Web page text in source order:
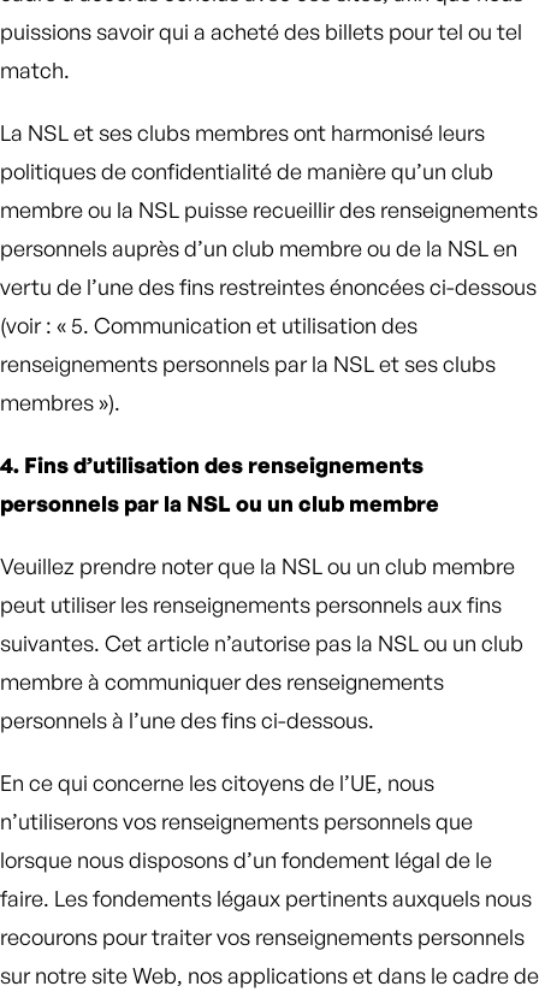
puissions savoir qui a acheté des billets pour tel ou tel
match.
La NSL et ses clubs membres ont harmonisé leurs
politiques de confidentialité de manière qu’un club
membre ou la NSL puisse recueillir des renseignements
personnels auprès d’un club membre ou de la NSL en
vertu de l’une des fins restreintes énoncées ci-dessous
(voir : « 5. Communication et utilisation des
renseignements personnels par la NSL et ses clubs
membres »).
4. Fins d’utilisation des renseignements
personnels par la NSL ou un club membre
Veuillez prendre noter que la NSL ou un club membre
peut utiliser les renseignements personnels aux fins
suivantes. Cet article n’autorise pas la NSL ou un club
membre à communiquer des renseignements
personnels à l’une des fins ci-dessous.
En ce qui concerne les citoyens de l’UE, nous
n’utiliserons vos renseignements personnels que
lorsque nous disposons d’un fondement légal de le
faire. Les fondements légaux pertinents auxquels nous
recourons pour traiter vos renseignements personnels
sur notre site Web, nos applications et dans le cadre de